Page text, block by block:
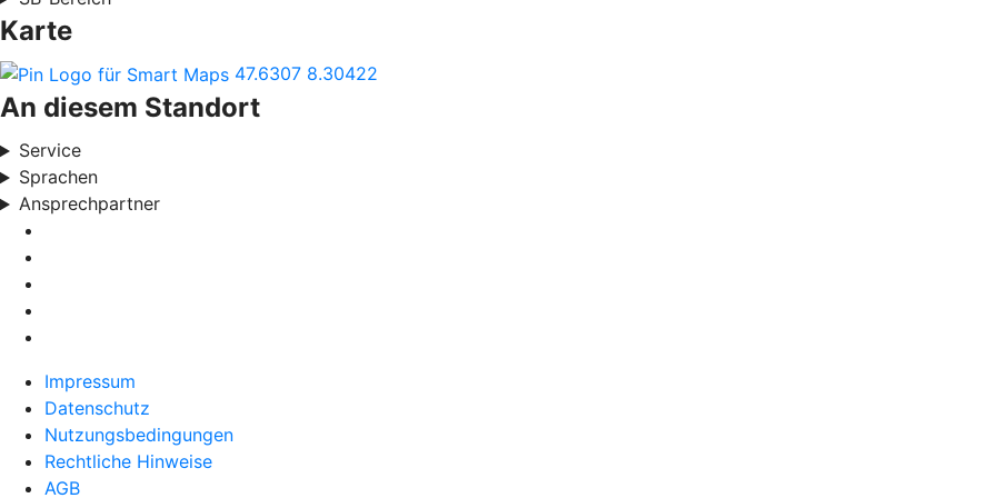
Karte
47.6307 8.30422
An diesem Standort
Service
Sprachen
Ansprechpartner
Impressum
Datenschutz
Nutzungsbedingungen
Rechtliche Hinweise
AGB